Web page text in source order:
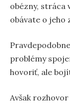
obézny, stráca
obávate o jeho
problémy
hovoriť, ale
Avšak